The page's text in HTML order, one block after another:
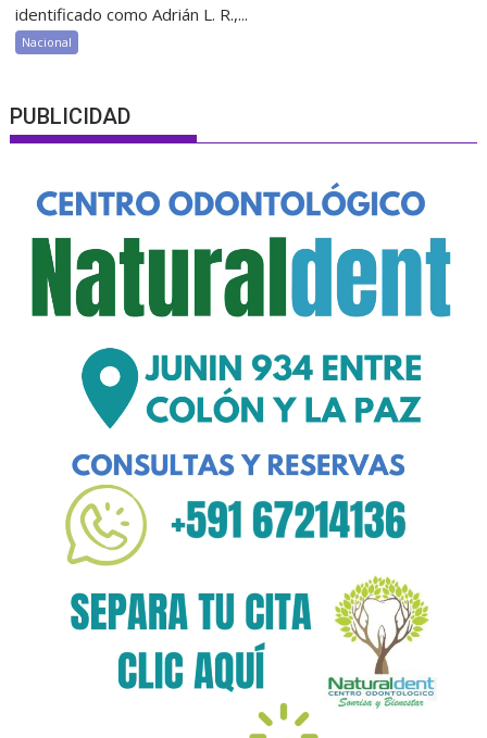
identificado como Adrián L. R.,...
Nacional
PUBLICIDAD